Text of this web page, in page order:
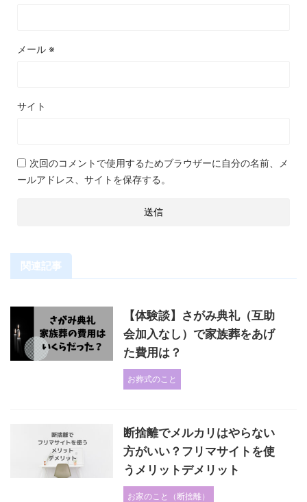
メール ※
サイト
次回のコメントで使用するためブラウザーに自分の名前、メ
ールアドレス、サイトを保存する。
関連記事
【体験談】さがみ典礼（互助
会加入なし）で家族葬をあげ
た費用は？
お葬式のこと
断捨離でメルカリはやらない
方がいい？フリマサイトを使
うメリットデメリット
お家のこと（断捨離）